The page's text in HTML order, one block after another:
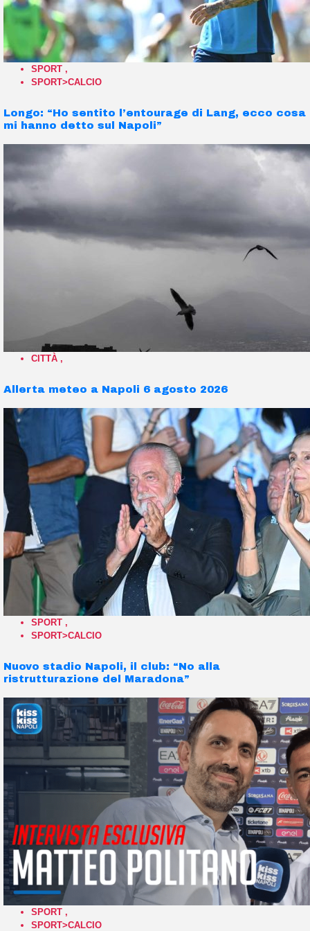
SPORT ,
SPORT>CALCIO
Longo: “Ho sentito l’entourage di Lang, ecco cosa
mi hanno detto sul Napoli”
CITTÀ ,
Allerta meteo a Napoli 6 agosto 2026
SPORT ,
SPORT>CALCIO
Nuovo stadio Napoli, il club: “No alla
ristrutturazione del Maradona”
SPORT ,
SPORT>CALCIO